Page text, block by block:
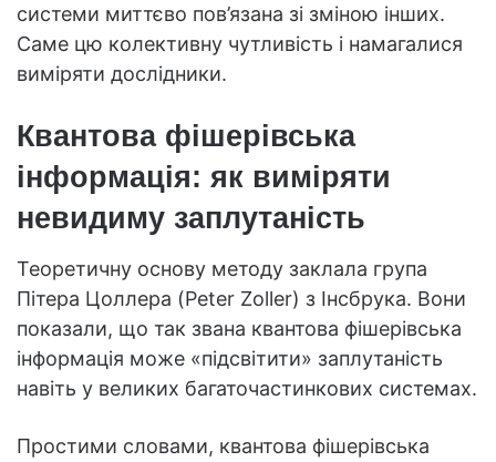
системи миттєво пов’язана зі зміною інших.
Саме цю колективну чутливість і намагалися
виміряти дослідники.
Квантова фішерівська
інформація: як виміряти
невидиму заплутаність
Теоретичну основу методу заклала група
Пітера Цоллера (Peter Zoller) з Інсбрука. Вони
показали, що так звана квантова фішерівська
інформація може «підсвітити» заплутаність
навіть у великих багаточастинкових системах.
Простими словами, квантова фішерівська